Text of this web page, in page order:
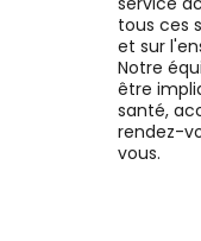
tous ces
et sur
Notre
être
santé,
rendez-
vous.